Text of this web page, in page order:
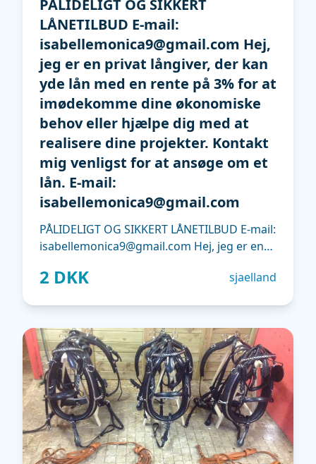
PÅLIDELIGT OG SIKKERT
LÅNETILBUD E-mail:
isabellemonica9@gmail.com Hej,
jeg er en privat långiver, der kan
yde lån med en rente på 3% for at
imødekomme dine økonomiske
behov eller hjælpe dig med at
realisere dine projekter. Kontakt
mig venligst for at ansøge om et
lån. E-mail:
isabellemonica9@gmail.com
PÅLIDELIGT OG SIKKERT LÅNETILBUD E-mail:
isabellemonica9@gmail.com Hej, jeg er en
på 3% for at imødekomme dine økonomiske
ansøge om et lån. E-mail:
isabellemonica9@gmail.com
2 DKK sjaelland